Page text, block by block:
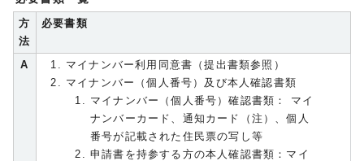
方
法
必要書類
A
マイナンバー利用同意書（提出書類参照）
マイナンバー（個人番号）及び本人確認書類
マイナンバー（個人番号）確認書類： マイ
ナンバーカード、通知カード（注）、個人
番号が記載された住民票の写し等
申請書を持参する方の本人確認書類：マイ